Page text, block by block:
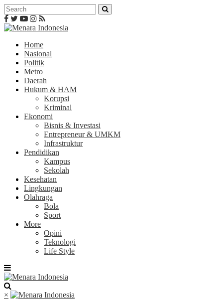
Home
Nasional
Politik
Metro
Daerah
Hukum & HAM
Korupsi
Kriminal
Ekonomi
Bisnis & Investasi
Entrepreneur & UMKM
Infrastruktur
Pendidikan
Kampus
Sekolah
Kesehatan
Lingkungan
Olahraga
Bola
Sport
More
Opini
Teknologi
Life Style
×